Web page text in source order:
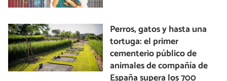
Perros, gatos y hasta una
tortuga: el primer
cementerio público de
animales de compañía de